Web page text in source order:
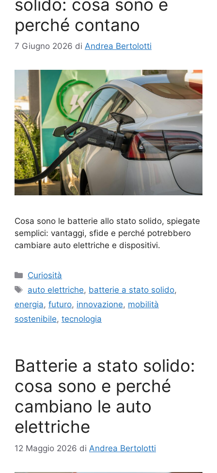
solido: cosa sono e
perché contano
7 Giugno 2026 di Andrea Bertolotti
Cosa sono le batterie allo stato solido, spiegate
semplici: vantaggi, sfide e perché potrebbero
cambiare auto elettriche e dispositivi.
Categorie
Curiosità
Tag
auto elettriche, batterie a stato solido,
energia, futuro, innovazione, mobilità
sostenibile, tecnologia
Batterie a stato solido:
cosa sono e perché
cambiano le auto
elettriche
12 Maggio 2026 di Andrea Bertolotti